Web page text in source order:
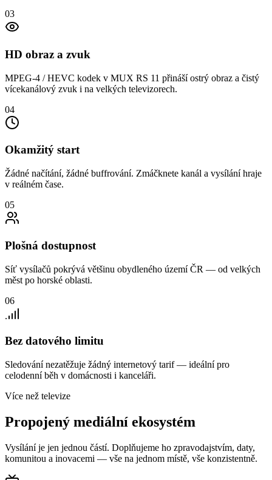
03
HD obraz a zvuk
MPEG-4 / HEVC kodek v MUX RS 11 přináší ostrý obraz a čistý
vícekanálový zvuk i na velkých televizorech.
04
Okamžitý start
Žádné načítání, žádné buffrování. Zmáčknete kanál a vysílání hraje
v reálném čase.
05
Plošná dostupnost
Síť vysílačů pokrývá většinu obydleného území ČR — od velkých
měst po horské oblasti.
06
Bez datového limitu
Sledování nezatěžuje žádný internetový tarif — ideální pro
celodenní běh v domácnosti i kanceláři.
Více než televize
Propojený mediální ekosystém
Vysílání je jen jednou částí. Doplňujeme ho zpravodajstvím, daty,
komunitou a inovacemi — vše na jednom místě, vše konzistentně.